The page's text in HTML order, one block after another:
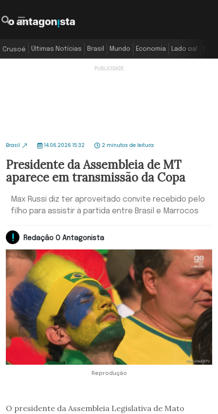
Crusoé Últimas Notícias Brasil Mundo Economia Lado oa!
Brasil 14.06.2026 15:32 2 minutos de leitura
Presidente da Assembleia de MT
aparece em transmissão da Copa
Max Russi diz ter aproveitado convite recebido pelo
filho para assistir à partida entre Brasil e Marrocos
Redação O Antagonista
Reprodução
O presidente da Assembleia Legislativa de Mato